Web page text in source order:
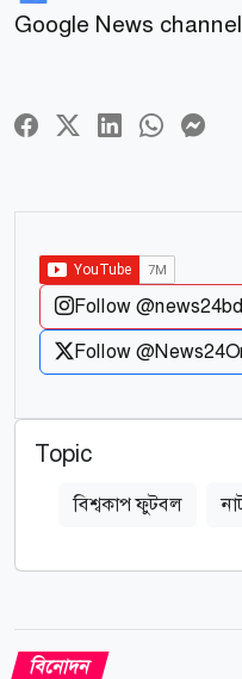
Google News
Follow
Follow
Topic
বিশ্বকাপ ফুটবল
বিনোদন